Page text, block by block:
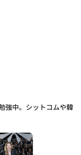
強中。シットコムや韓